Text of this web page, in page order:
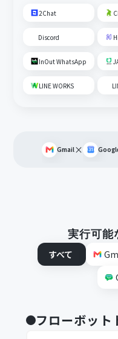
2Chat
Discord
InOut WhatsApp
LINE WORKS
Gmail×
実行可能
すべて
フローボット